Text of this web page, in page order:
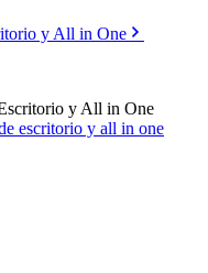
y All in One
y All in One
escritorio y all in one